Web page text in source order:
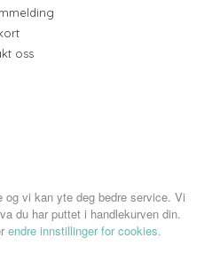
oss
vi kan yte deg bedre service. Vi
du har puttet i handlekurven din.
endre innstillinger for cookies.